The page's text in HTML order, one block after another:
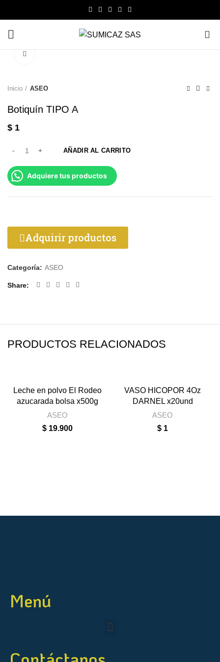
Inicio ASEO
Botiquín TIPO A
$ 1
AÑADIR AL CARRITO
Adquiere tus productos
Adquirir productos
Categoría: ASEO
Share
PRODUCTOS RELACIONADOS
Leche en polvo El Rodeo
azucarada bolsa x500g
ASEO
$ 19.900
VASO HICOPOR 4Oz
DARNEL x20und
ASEO
$ 1
Menú